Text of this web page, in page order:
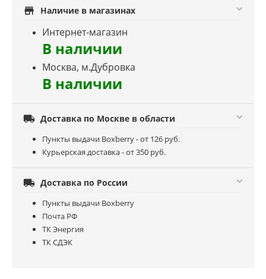
store Наличие в магазинах
Интернет-магазин
В наличии
Москва, м.Дубровка
В наличии
 Доставка по Москве в области
Пункты выдачи Boxberry - от 126 руб.
Курьерская доставка - от 350 руб.
 Доставка по России
Пункты выдачи Boxberry
Почта РФ
ТК Энергия
ТК СДЭК